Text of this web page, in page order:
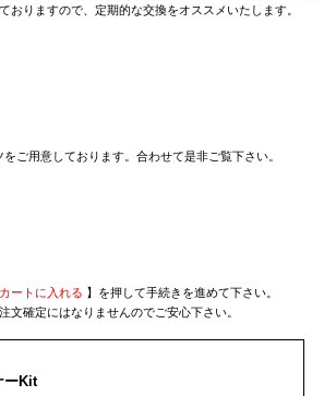
おりますので、定期的な交換をオススメいたします。
ご用意しております。合わせて是非ご覧下さい。
カートに入れる 】を押して手続きを進めて下さい。
文確定にはなりませんのでご安心下さい。
ーKit